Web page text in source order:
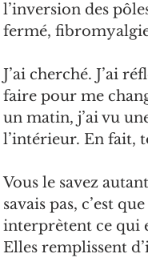
l’inversion des
fermé,
J’ai cherché. J’ai
faire pour me
un matin, j’ai vu
l’intérieur. En fait,
Vous le savez
savais pas, c’est
interprètent ce qui
Elles remplissent